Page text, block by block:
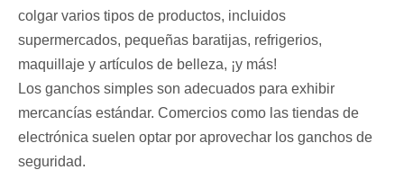
colgar varios tipos de productos, incluidos
supermercados, pequeñas baratijas, refrigerios,
maquillaje y artículos de belleza, ¡y más!
Los ganchos simples son adecuados para exhibir
mercancías estándar. Comercios como las tiendas de
electrónica suelen optar por aprovechar los ganchos de
seguridad.